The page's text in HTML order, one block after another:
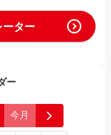
ーター
ー
今月